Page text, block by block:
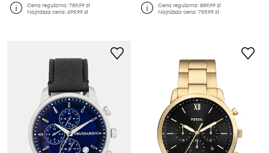
Cena regularna:789,99 zł
Najniższa cena:699,99 zł
Cena regularna:889,99 zł
Najniższa cena:759,99 zł